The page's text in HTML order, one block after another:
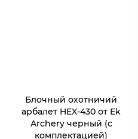
Блочный охотничий
арбалет HEX-430 от Ek
Archery черный (с
комплектацией)